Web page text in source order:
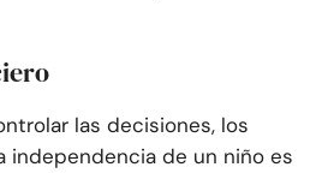
las decisiones, los
independencia de un niño es